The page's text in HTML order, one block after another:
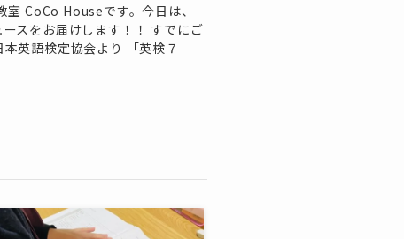
室 CoCo Houseです。今日は、
スをお届けします！！ すでにご
英語検定協会より 「英検７